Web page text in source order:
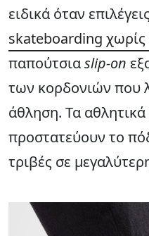
ειδικά όταν επιλέγεις
skateboarding χωρίς
παπούτσιαslip-on
των κορδονιών που
άθληση. Τα
προστατεύουν το
τριβές σε